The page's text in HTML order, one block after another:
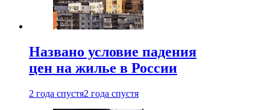
Названо условие падения
цен на жилье в России
2 года спустя2 года спустя